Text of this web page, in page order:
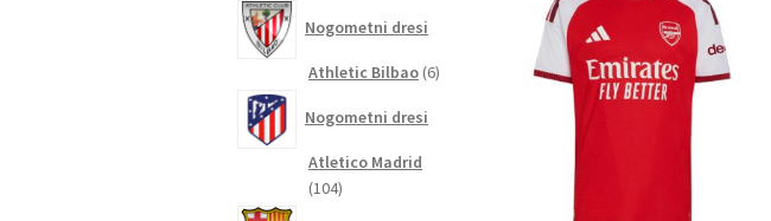
lahko
izberete
Nogometni dresi
Athletic Bilbao 66
Nogometni dresi
Atletico Madrid
104104